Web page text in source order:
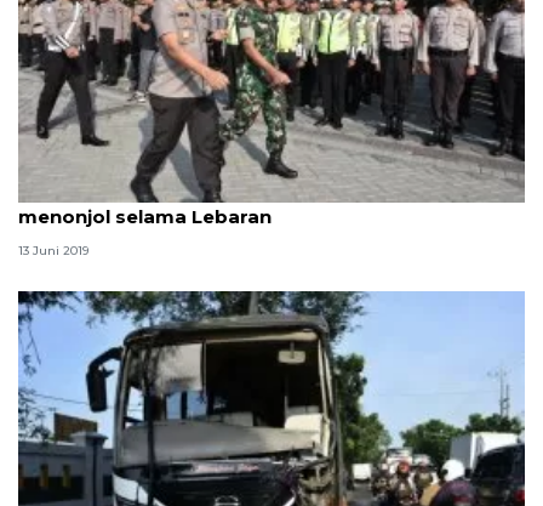
Kapolresta: Tidak ada kejadian kriminalitas
menonjol selama Lebaran
13 Juni 2019